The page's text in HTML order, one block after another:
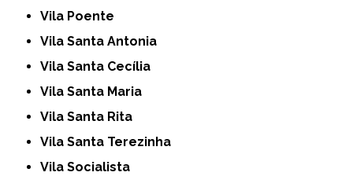
Vila Poente
Vila Santa Antonia
Vila Santa Cecília
Vila Santa Maria
Vila Santa Rita
Vila Santa Terezinha
Vila Socialista